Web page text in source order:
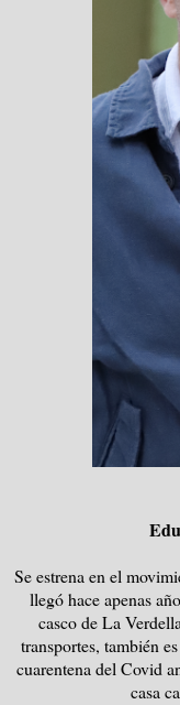
Se estrena en el
llegó hace apenas
casco de La
transportes, también
cuarentena del Covid
casa